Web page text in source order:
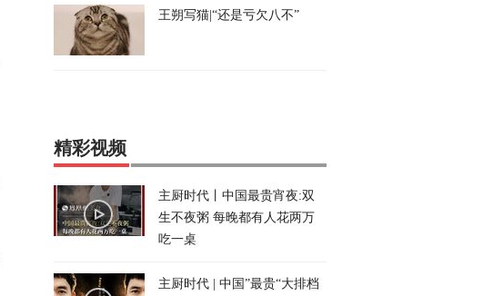
王朔写猫|“还是亏欠八不”
精彩视频
主厨时代丨中国最贵宵夜:双
生不夜粥 每晚都有人花两万
吃一桌
主厨时代 | 中国”最贵“大排档